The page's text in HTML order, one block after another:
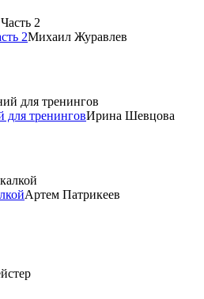
2Михаил Журавлев
для тренинговИрина Шевцова
Артем Патрикеев